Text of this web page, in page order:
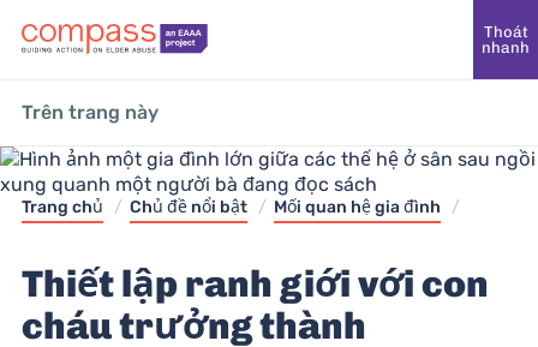
Thoát
nhanh
Trang chủ / Chủ đề nổi bật / Mối quan hệ gia đình /
Thiết lập ranh giới với con
cháu trưởng thành
Trên trang này